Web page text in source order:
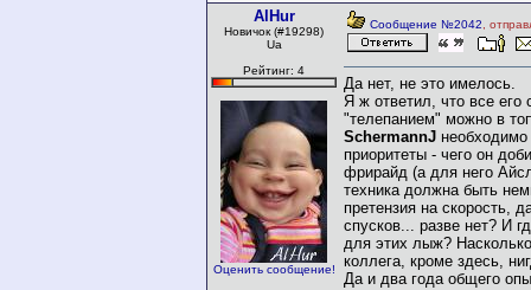
AlHur
Новичок (#19298)
Ua
Рейтинг: 4
Оценить сообщение!
Сообщение №2042 ,
Да нет, не это имелось.
Я ж ответил, что все его
"телепанием" можно в
SchermannJ
приоритеты - чего он
фрирайд (а для него
техника должна быть
претензия на скорость,
спусков... разве нет? И
для этих лыж?
коллега, кроме здесь,
Да и два года общего